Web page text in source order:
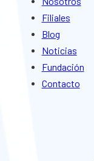
Filiales
Blog
Noticias
Fundación
Contacto